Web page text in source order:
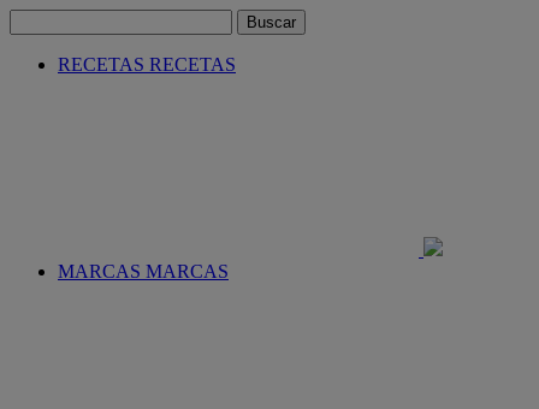
Buscar
RECETAS RECETAS
MARCAS MARCAS